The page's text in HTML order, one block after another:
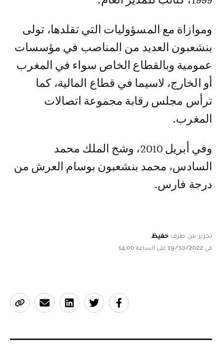
وموازاة مع المسؤوليات التي تقلدها، تولى
بنشعبون العديد من المناصب في مؤسسات
عمومية وبالقطاع الخاص سواء في المغرب
أو الخارج، لاسيما في قطاع المالية، كما
ترأس مجلس رقابة مجموعة اتصالات
المغرب.
وفي أبريل 2010، وشح الملك محمد
السادس، محمد بنشعبون بوسام العرش من
درجة فارس.
تحرير من طرف حفيظ
في 19/10/2022 على الساعة 14:00